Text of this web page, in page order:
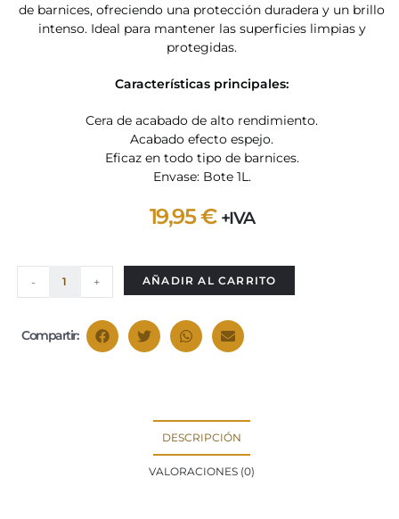
de barnices, ofreciendo una protección duradera y un brillo
intenso. Ideal para mantener las superficies limpias y
protegidas.
Características principales:
Cera de acabado de alto rendimiento.
Acabado efecto espejo.
Eficaz en todo tipo de barnices.
Envase: Bote 1L.
19,95€ +IVA
- + AÑADIR AL CARRITO
Compartir:
DESCRIPCIÓN
VALORACIONES (0)